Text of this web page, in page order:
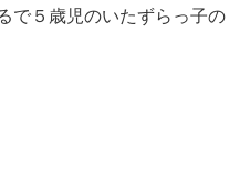
で５歳児のいたずらっ子の